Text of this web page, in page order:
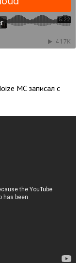
MC записал с